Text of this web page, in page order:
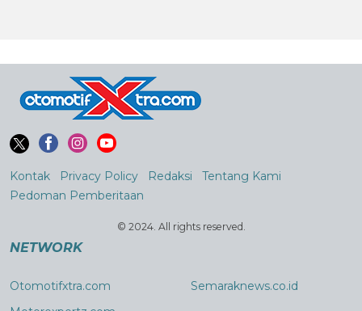
Kontak Privacy Policy Redaksi
Tentang Kami
Pedoman Pemberitaan
© 2024. All rights reserved.
NETWORK
Otomotifxtra.com
Semaraknews.co.id